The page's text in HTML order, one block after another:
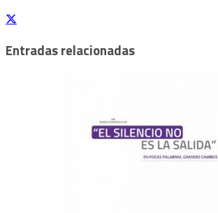
Entradas relacionadas